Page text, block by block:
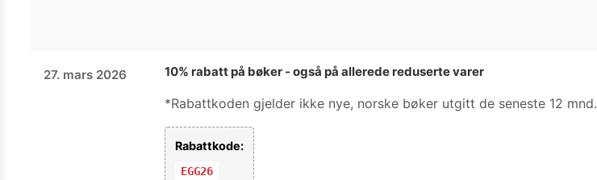
27. mars 2026 10% rabatt på bøker - også på allerede reduserte varer
*Rabattkoden gjelder ikke nye, norske bøker utgitt de seneste 12 mnd.
Rabattkode:
EGG26